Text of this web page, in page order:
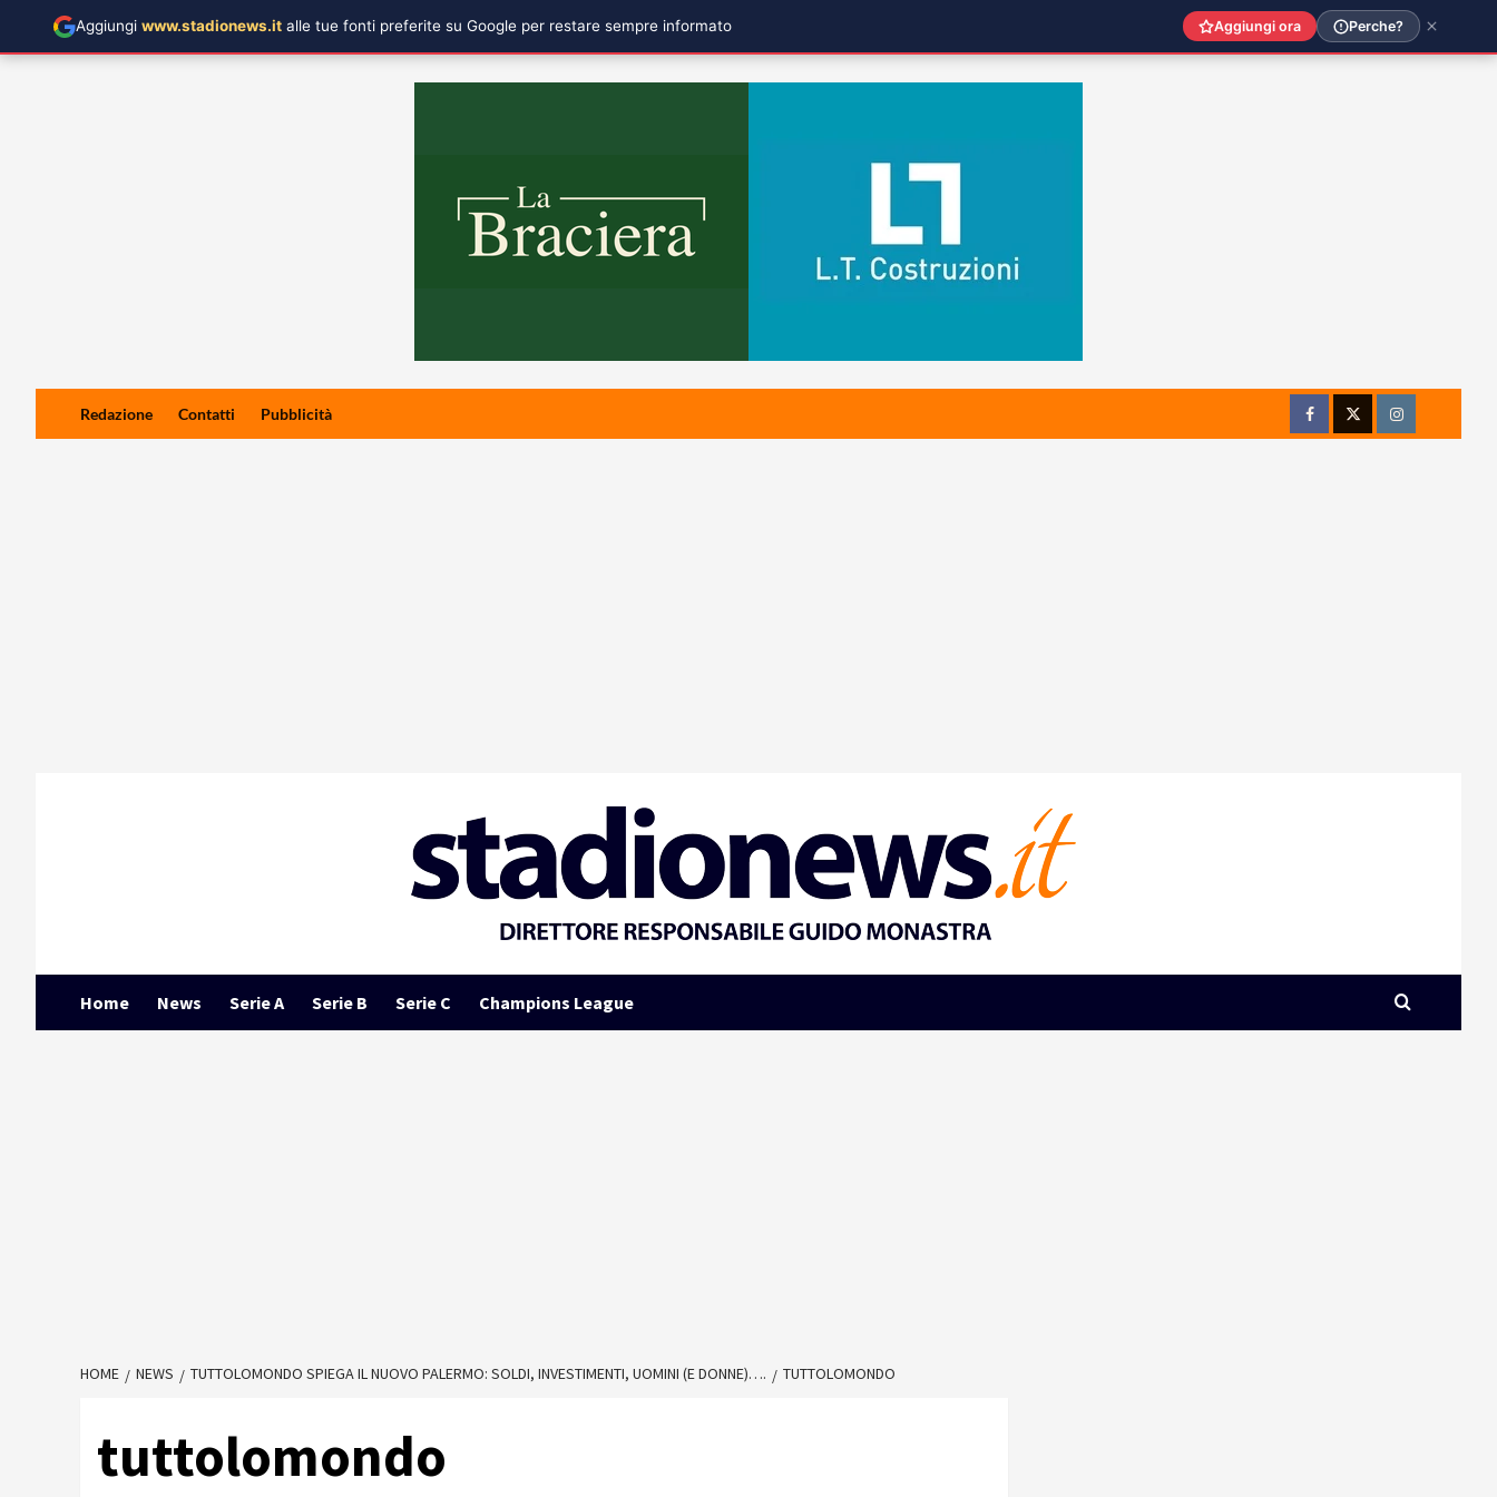
Redazione Contatti Pubblicità
FacebookTwitterInstagram
Home News Serie A Serie B Serie C Champions League
HOME NEWS TUTTOLOMONDO SPIEGA IL NUOVO PALERMO: SOLDI, INVESTIMENTI, UOMINI (E DONNE)…. TUTTOLOMONDO
tuttolomondo
Aggiungi www.stadionews.it alle tue fonti preferite su Google per restare sempre informato Aggiungi ora Perche?